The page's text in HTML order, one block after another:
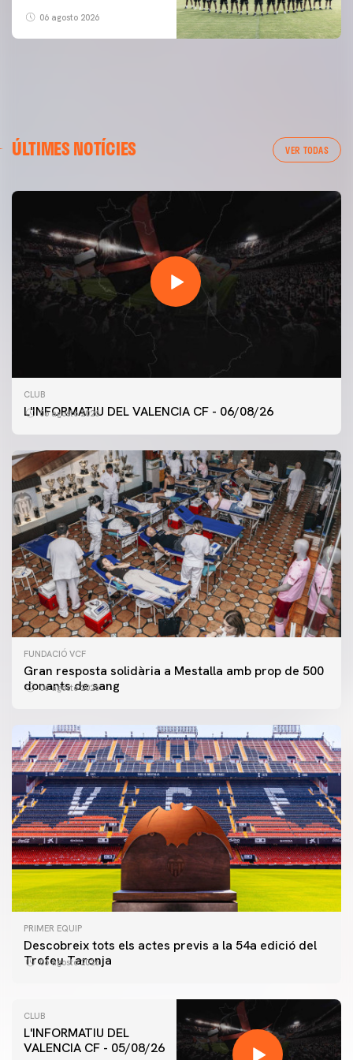
06 agosto 2026
ÚLTIMES NOTÍCIES VER TODAS
CLUB
L'INFORMATIU DEL VALENCIA CF - 06/08/26
06 agosto 2026
FUNDACIÓ VCF
Gran resposta solidària a Mestalla amb prop de 500
donants de sang
06 agosto 2026
PRIMER EQUIP
Descobreix tots els actes previs a la 54a edició del
Trofeu Taronja
06 agosto 2026
CLUB
L'INFORMATIU DEL
VALENCIA CF - 05/08/26
PRIMER EQUIP